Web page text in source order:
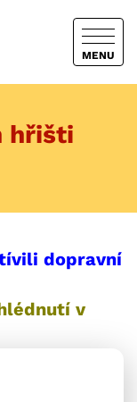
MENU
hřišti
dopravní
v